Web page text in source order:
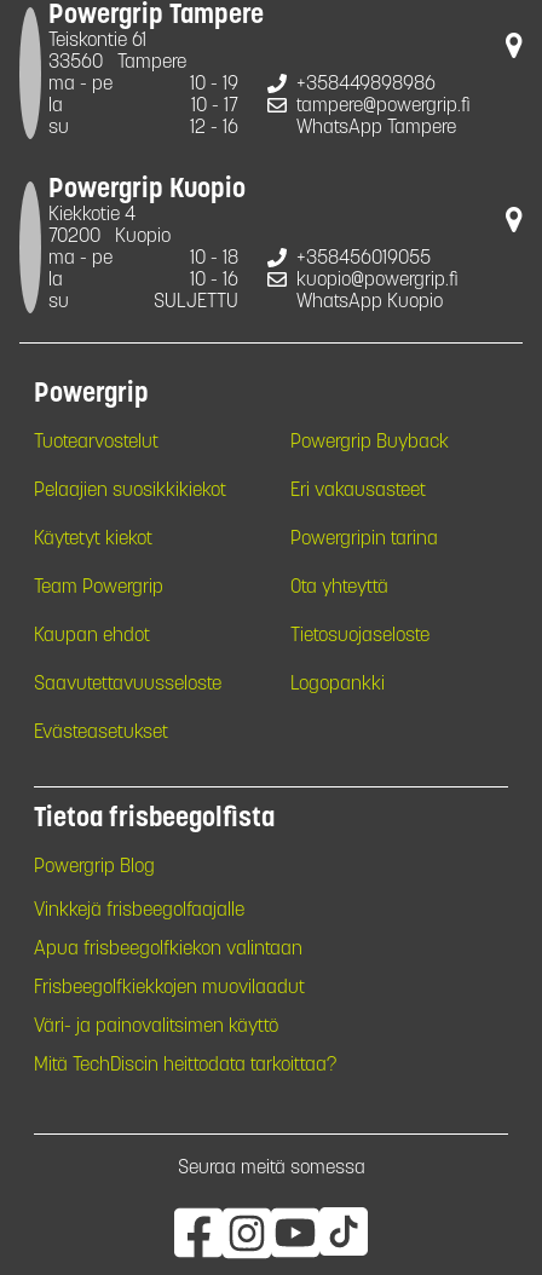
Powergrip Tampere
Teiskontie 61
33560
Tampere
ma - pe
10 - 19
la
10 - 17
su
12 - 16
+358449898986
tampere@powergrip.fi
WhatsApp Tampere
Powergrip Kuopio
Kiekkotie 4
70200
Kuopio
ma - pe
10 - 18
la
10 - 16
su
SULJETTU
+358456019055
kuopio@powergrip.fi
WhatsApp Kuopio
Powergrip
Tuotearvostelut Powergrip Buyback
Pelaajien suosikkikiekot Eri vakausasteet
Käytetyt kiekot Powergripin tarina
Team Powergrip Ota yhteyttä
Kaupan ehdot Tietosuojaseloste
Saavutettavuusseloste Logopankki
Evästeasetukset
Tietoa frisbeegolfista
Powergrip Blog
Vinkkejä frisbeegolfaajalle
Apua frisbeegolfkiekon valintaan
Frisbeegolfkiekkojen muovilaadut
Väri- ja painovalitsimen käyttö
Mitä TechDiscin heittodata tarkoittaa?
Seuraa meitä somessa